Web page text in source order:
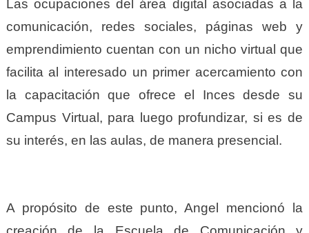
Las ocupaciones del área digital asociadas a la
comunicación, redes sociales, páginas web y
emprendimiento cuentan con un nicho virtual que
facilita al interesado un primer acercamiento con
la capacitación que ofrece el Inces desde su
Campus Virtual, para luego profundizar, si es de
su interés, en las aulas, de manera presencial.
A propósito de este punto, Angel mencionó la